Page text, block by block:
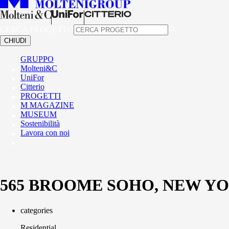
MENU
CHIUDI
GRUPPO
Molteni&C
UniFor
Citterio
PROGETTI
M MAGAZINE
MUSEUM
Sostenibilità
Lavora con noi
565 BROOME SOHO, NEW
categories